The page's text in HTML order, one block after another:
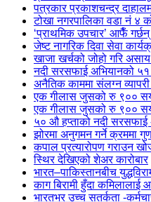
पत्रकार प्रकाशचन्द्र
टोखा नगरपालिका वडा नं ४
‘प्राथमिक उपचार’ आफैँ
जेष्ट नागरिक दिवा सेवा
खाजा खर्चको जोहो गरि
नदी सरसफाई अभियानको
अनैतिक काममा संलग्न व्यापरी
एक गीलास जुसको रु ९०० सय
एक गीलास जुसको रु ९०० सय
५० औ हप्ताको नदी सरसफाई
झोरमा अनुगमन गर्ने क्रममा
कपाल प्रत्यारोपण गराउन
स्थिर देखिएको शेअर कारोबार
भारत–पाकिस्तानबीच
काग बिरामी हुँदा कमिलालाई
भारतभर उच्च सतर्कता -